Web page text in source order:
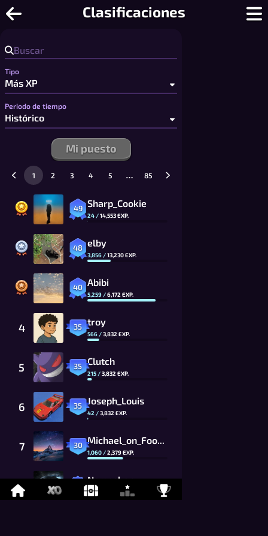
Clasificaciones
Tres en raya - Tres en raya gratis
Tipo
Periodo de tiempo
Mi puesto
49 Sharp_Cookie
24 /14,553EXP.
48 elby
3,856 /13,230EXP.
40 Abibi
5,259 /6,172 EXP.
4 35 troy
566 /3,832 EXP.
5 35 Clutch
215 /3,832 EXP.
6 35 Joseph_Louis
42 /3,832 EXP.
7 30 Michael_on_Foony
1,060 /2,379EXP.
8 Namaskar
869 EXP.
1 2 3 4 5 … 85